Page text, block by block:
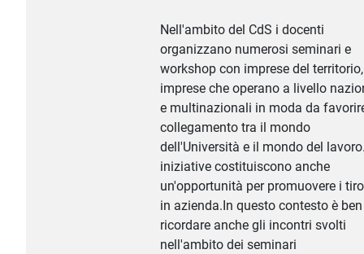
Nell'ambito del CdS i docenti
organizzano numerosi seminari e
workshop con imprese del territorio,
imprese che operano a livello
e multinazionali in moda da
collegamento tra il mondo
dell'Università e il mondo del
iniziative costituiscono anche
un'opportunità per promuovere i
in azienda.In questo contesto è ben
ricordare anche gli incontri svolti
nell'ambito dei seminari